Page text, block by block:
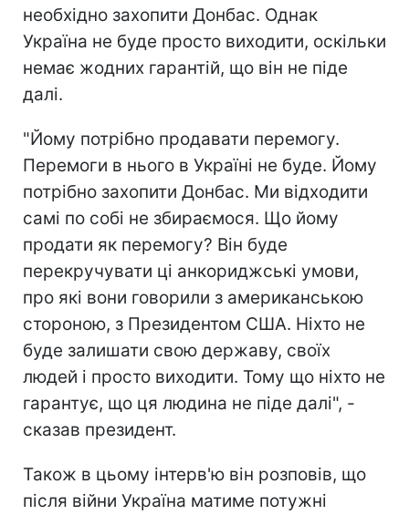
необхідно захопити Донбас. Однак
Україна не буде просто виходити, оскільки
немає жодних гарантій, що він не піде
далі.
"Йому потрібно продавати перемогу.
Перемоги в нього в Україні не буде. Йому
потрібно захопити Донбас. Ми відходити
самі по собі не збираємося. Що йому
продати як перемогу? Він буде
перекручувати ці анкориджські умови,
про які вони говорили з американською
стороною, з Президентом США. Ніхто не
буде залишати свою державу, своїх
людей і просто виходити. Тому що ніхто не
гарантує, що ця людина не піде далі", -
сказав президент.
Також в цьому інтерв'ю він розповів, що
після війни Україна матиме потужні